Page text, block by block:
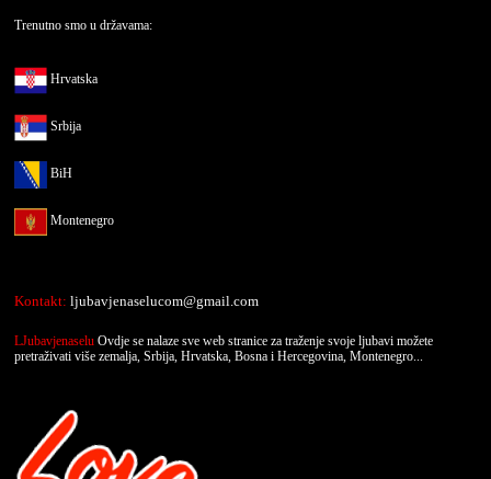
Trenutno smo u državama:
Hrvatska
Srbija
BiH
Montenegro
Kontakt: ljubavjenaselucom@gmail.com
LJubavjenaselu Ovdje se nalaze sve web stranice za traženje svoje ljubavi možete
pretraživati više zemalja, Srbija, Hrvatska, Bosna i Hercegovina, Montenegro...